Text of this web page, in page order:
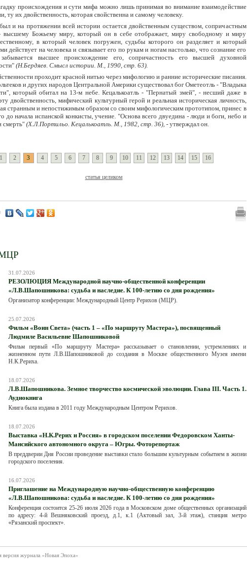
происхождения и сути мифа можно лишь принимая во внимание взаимодействие
ту их двойственность, которая свойственна и самому человеку.
и на протяжении всей истории остается двойственным существом, сопричастным
высшему Божьему миру, который он в себе отображает, миру свободному и миру
в который человек погружен, судьбы которого он разделяет и который
действует на человека и связывает его по рукам и ногам настолько, что сознание его
забывается высшее происхождение его, сопричастность его высшей духовной
(Н.Бердяев. Смысл истории. М., 1990, стр. 63).
проходит красной нитью через мифологию и ранние исторические писания.
и других народов Центральной Америки существовал бог Ометеотль - "Владыка
который обитал на 13-м небе. Кецалькоатль - "Пернатый змей", - несший даже в
двойственность, мифический культурный герой и реальная историческая личность,
странным и непостижимым образом со своим мифологическим прототипом, принес в
до начала испанской конкисты, учение. "Основа всего двуедина - люди и боги, небо и
смерть" (Х.Л.Портильо. Кецалькоатль. М., 1982, стр. 36), - утверждал он.
1 2 3 4 5 6 7 8 9 10 11 12 13 14 15 16
статья целиком
МЦР
31.07.2026
РЕЗОЛЮЦИЯ Международной научно-общественной конференции
«Л.В.Шапошникова: судьба и наследие. К 100-летию со дня рождения»
Организатор конференции: Международный Центр Рерихов (МЦР).
25.07.2026
Фильм «Воин Света» (часть 1 – «По маршруту Мастера»), посвященный
Людмиле Васильевне Шапошниковой
Фильм первый «По маршруту Мастера» рассказывает о становлении, устремлениях и
жизненном пути Л.В.Шапошниковой до создания в Москве общественного Музея имени
Н.К.Рериха.
18.07.2026
Л.В.Шапошникова. Земное творчество космической эволюции. Глава III. Часть 1.
Аудиокнига
Книга была издана в 2011 году Международным Центром Рерихов.
18.07.2026
Выставка «Н.К.Рерих и Россия» в городском поселении Федоровском Ханты-
Мансийского автономного округа – Югры. Фоторепортаж
В преддверии Дня России проведение выставки стало большим культурным событием в жизни
городского поселения.
16.07.2026
Приглашение на Международную научно-общественную конференцию
«Л.В.Шапошникова: судьба и наследие. К 100-летию со дня рождения»
Конференция состоится 25-26 июля 2026 года в Московском доме общественных организаций
по адресу: 4-й Вешняковский проезд, д.1, к.1 (Актовый зал, 3-й этаж), станция метро
«Рязанский проспект».
версия журнала «Новая Эпоха»